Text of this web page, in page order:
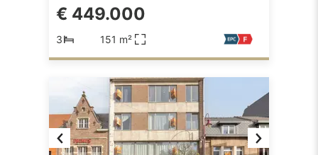
€ 449.000
3 151 m²
Previous Next